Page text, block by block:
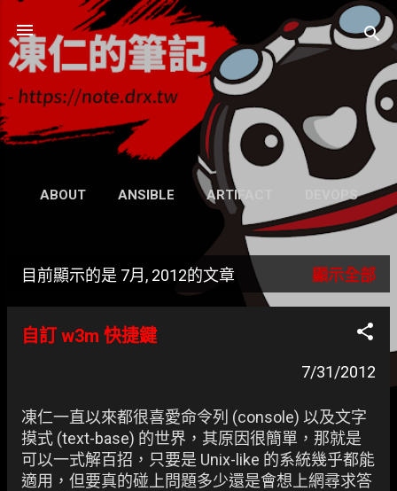
跳到主要內容
凍仁的筆記
- https://note.drx.tw
網頁
ABOUT ANSIBLE ARTIFACT DEVOPS
WIKI 更多…
GRAVATAR
表
目前顯示的是 7月, 2012的文章 顯示全部
自訂 w3m 快捷鍵
7/31/2012
凍仁一直以來都很喜愛命令列 (console) 以及文字
摸式 (text-base) 的世界，其原因很簡單，那就是
可以一式解百招，只要是 Unix-like 的系統幾乎都能
適用，但要真的碰上問題多少還是會想上網尋求答